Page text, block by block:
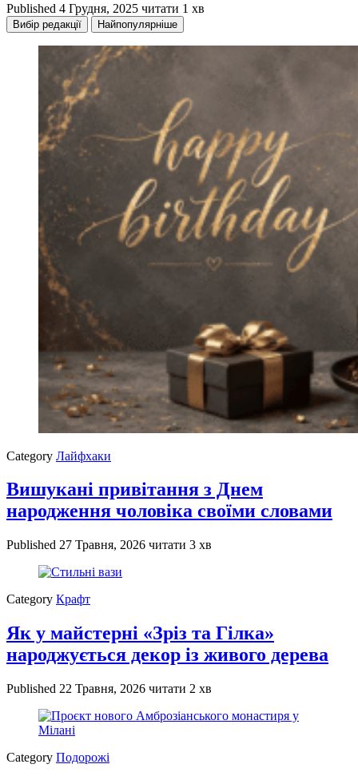
Published 4 Грудня, 2025 читати 1 хв
Вибір редакції Найпопулярніше
Category Лайфхаки
Вишукані привітання з Днем
народження чоловіка своїми словами
Published 27 Травня, 2026 читати 3 хв
Category Крафт
Як у майстерні «Зріз та Гілка»
народжується декор із живого дерева
Published 22 Травня, 2026 читати 2 хв
Category Подорожі